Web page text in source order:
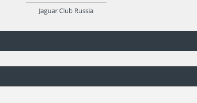
Jaguar Club Russia